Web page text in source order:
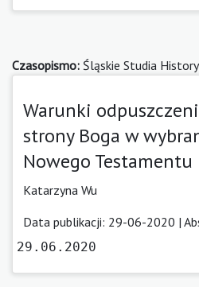
Czasopismo: Śląskie Studia
Warunki
strony Boga w
Nowego Testamentu
Katarzyna Wu
Data publikacji: 29-06-2020 |
29.06.2020